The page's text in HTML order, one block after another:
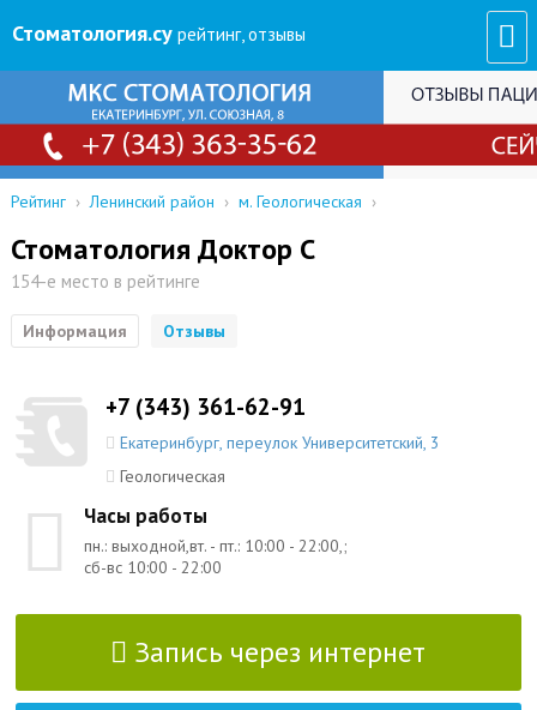
Стоматология.су рейтинг, отзывы
Рейтинг › Ленинский район › м. Геологическая ›
Стоматология Доктор С
154-е место в рейтинге
Информация Отзывы
+7 (343) 361-62-91
Екатеринбург,переулок Университетский, 3
Геологическая
Часы работы
пн.: выходной,вт. - пт.: 10:00 - 22:00,;
сб-вс 10:00 - 22:00
Запись через интернет